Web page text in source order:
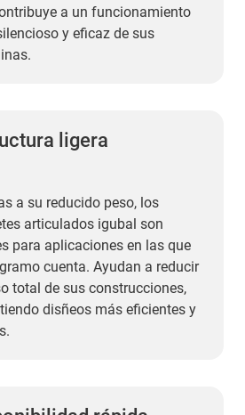
a un funcionamiento
y eficaz de sus
ligera
a su reducido peso, los
articulados igubal son
para aplicaciones en las que
cuenta. Ayudan a reducir
total de sus construcciones,
disñeos más eficientes y